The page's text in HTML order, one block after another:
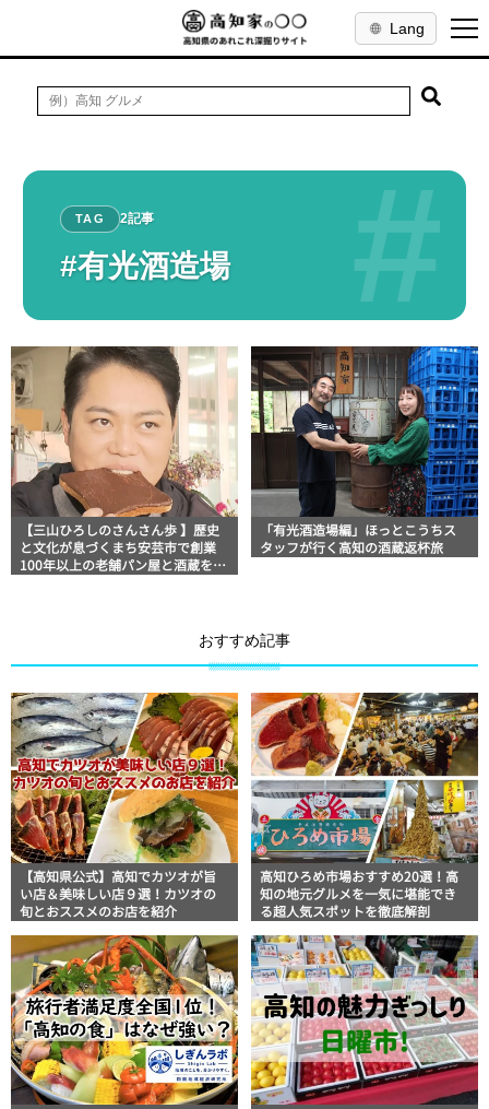
Lang
#
TAG 2記事
#有光酒造場
【三山ひろしのさんさん歩 】歴史
と文化が息づくまち安芸市で創業
100年以上の老舗パン屋と酒蔵を巡
「有光酒造場編」ほっとこうちス
タッフが行く高知の酒蔵返杯旅
おすすめ記事
【高知県公式】高知でカツオが旨
い店＆美味しい店９選！カツオの
旬とおススメのお店を紹介
高知ひろめ市場おすすめ20選！高
知の地元グルメを一気に堪能でき
る超人気スポットを徹底解剖